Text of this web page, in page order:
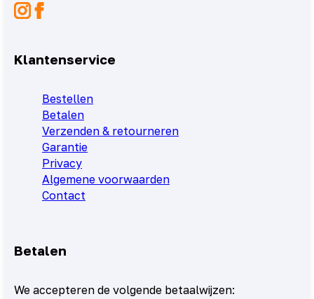
Klantenservice
Bestellen
Betalen
Verzenden & retourneren
Garantie
Privacy
Algemene voorwaarden
Contact
Betalen
We accepteren de volgende betaalwijzen: